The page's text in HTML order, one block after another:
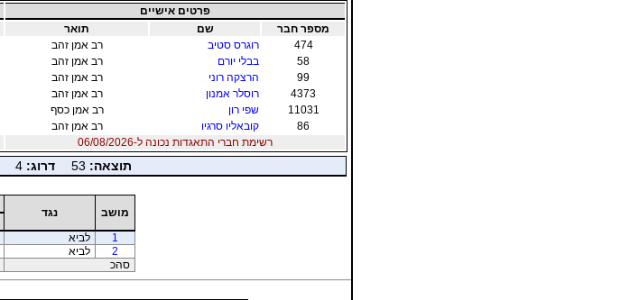
פרטים אישיים
מספר חבר
שם תואר
474
רוגרס סטיב רב אמן זהב
58
בבלי יורם רב אמן זהב
99
הרצקה רוני רב אמן זהב
4373
רוסלר אמנון רב אמן זהב
11031
שפי רון רב אמן כסף
86
קובאליו סרגיו רב אמן זהב
רשימת חברי התאגדות נכונה ל-06/08/2026
תוצאה: 53 דרוג: 4
מושב נגד
1
לביא
2
לביא
סהכ